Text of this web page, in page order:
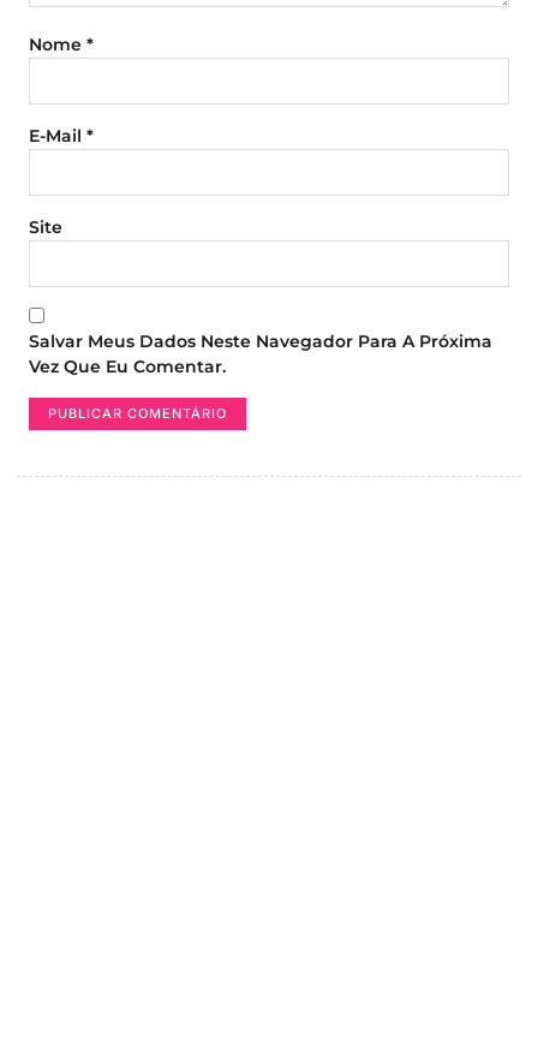
Nome *
E-Mail *
Site
Salvar Meus Dados Neste Navegador Para A Próxima
Vez Que Eu Comentar.